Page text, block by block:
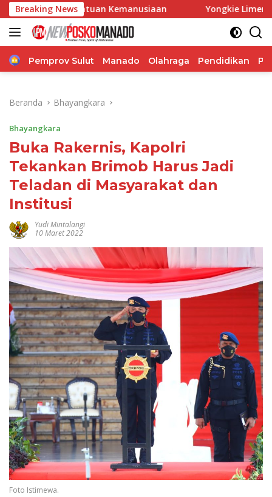
Langsung
ke
konten
Breaking News
Kemanusiaan Yongkie Limen Janji
Home
Pemprov Sulut Manado Olahraga Pendidikan
Beranda Bhayangkara
Bhayangkara
Buka Rakernis, Kapolri
Tekankan Brimob Harus Jadi
Teladan di Masyarakat dan
Institusi
Yudi Mintalangi
10 Maret 2022
Foto Istimewa.